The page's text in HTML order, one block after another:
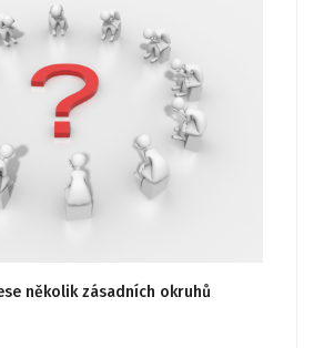
několik zásadních okruhů